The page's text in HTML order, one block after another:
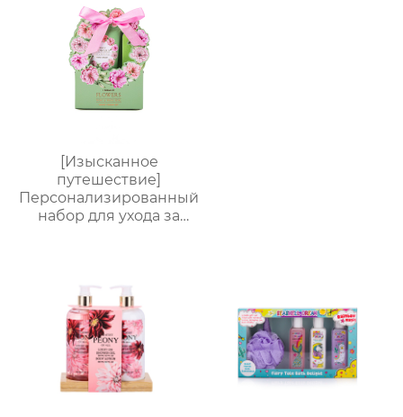
предметов
[Изысканное
путешествие]
Персонализированный
набор для ухода за
пилочка для маникюра
| Мини-подарочная
коробка с
индивидуальным
логотипом